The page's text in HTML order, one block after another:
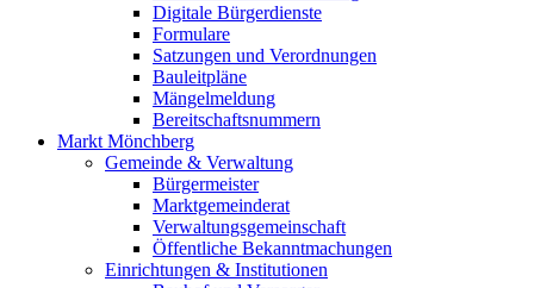
Digitale Bürgerdienste
Formulare
Satzungen und Verordnungen
Bauleitpläne
Mängelmeldung
Bereitschaftsnummern
Markt Mönchberg
Gemeinde & Verwaltung
Bürgermeister
Marktgemeinderat
Verwaltungsgemeinschaft
Öffentliche Bekanntmachungen
Einrichtungen & Institutionen